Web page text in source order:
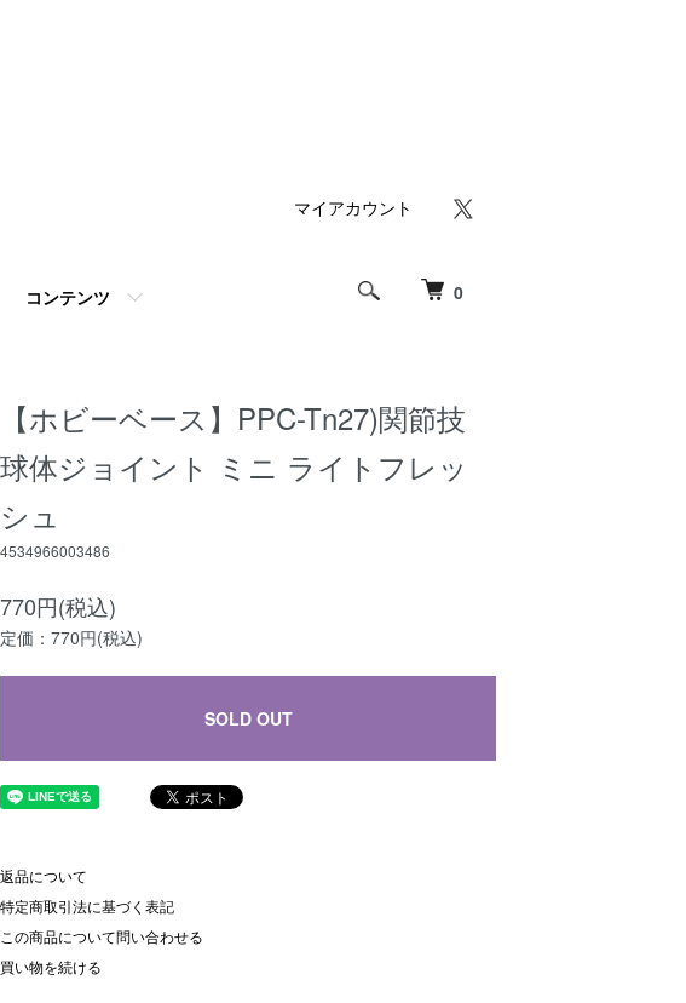
0
コンテンツ
マイアカウント
【ホビーベース】PPC-Tn27)関節技
球体ジョイント ミニ ライトフレッ
シュ
4534966003486
770円(税込)
定価：770円(税込)
SOLD OUT
返品について
特定商取引法に基づく表記
この商品について問い合わせる
買い物を続ける